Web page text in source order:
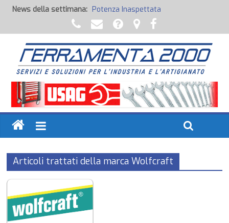
News della settimana: Potenza Inaspettata
Raccorderia pneumatica
Attrezzature professionali a batteria
Ancoraggi chimici
Fondi, Smalti, Stucchi e Idropitture
Articoli trattati della marca Wolfcraft